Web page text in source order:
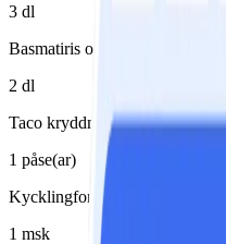
3 dl
Basmatiris okokt
2 dl
Taco kryddmix, utan socker
1 påse(ar)
Kycklingfond
1 msk